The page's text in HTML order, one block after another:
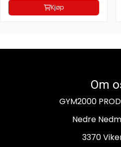
Kjøp
Om
GYM2000
Nedre
3370